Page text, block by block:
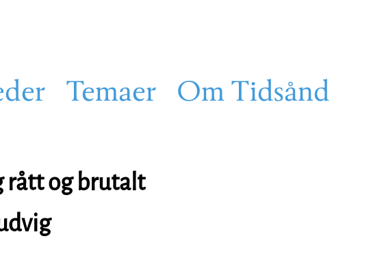
Temaer Om Tidsånd
rått og brutalt